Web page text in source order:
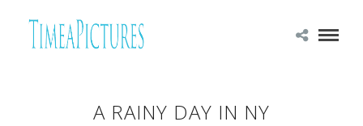
A RAINY DAY IN NY